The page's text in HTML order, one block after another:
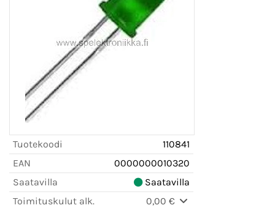
Tuotekoodi
110841
EAN
0000000010320
Saatavilla
Saatavilla
Toimituskulut alk.
0,00 €